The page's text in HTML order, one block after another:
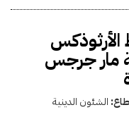
الأرثوذكس
مار جرجس
الشئون الدينية